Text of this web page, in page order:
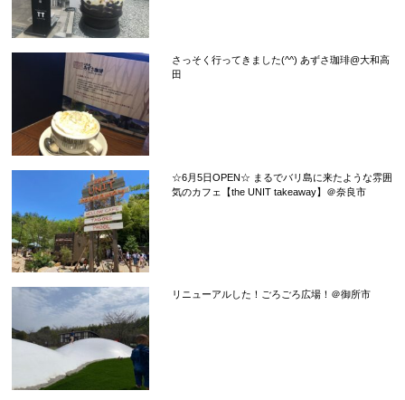
さっそく行ってきました(^^) あずさ珈琲@大和高
田
☆6月5日OPEN☆ まるでバリ島に来たような雰囲
気のカフェ【the UNIT takeaway】＠奈良市
リニューアルした！ごろごろ広場！＠御所市